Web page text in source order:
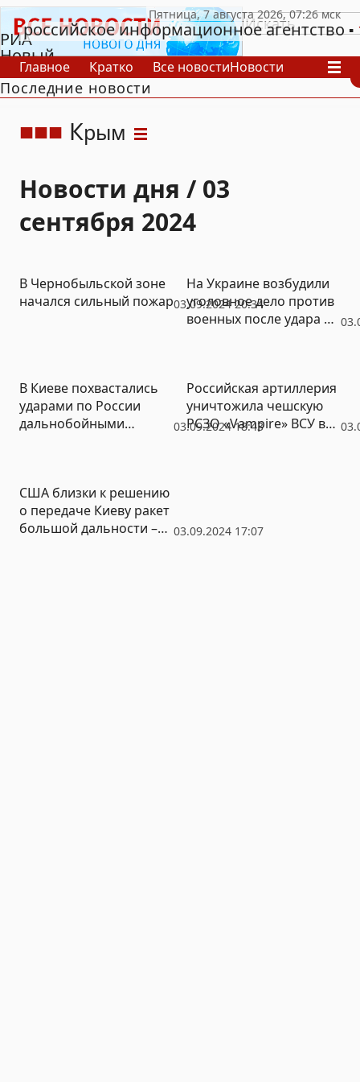
РИА
Новый
День
российское информационное агентство
Главное Кратко Все новостиНовости
В России
В мире
Последние новости
Крым
Новости дня / 03
сентября 2024
03.09.2024 20:34
В Чернобыльской зоне
начался сильный пожар
На Украине возбудили
уголовное дело против
военных после удара по
03.09.2024 18:43
В Киеве похвастались
ударами по России
дальнобойными
Российская артиллерия
уничтожила чешскую
РСЗО «Vampire» ВСУ в
03.09.2024 17:07
США близки к решению
о передаче Киеву ракет
большой дальности –